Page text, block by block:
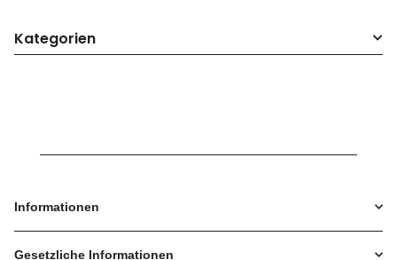
Kategorien
Informationen
Gesetzliche Informationen